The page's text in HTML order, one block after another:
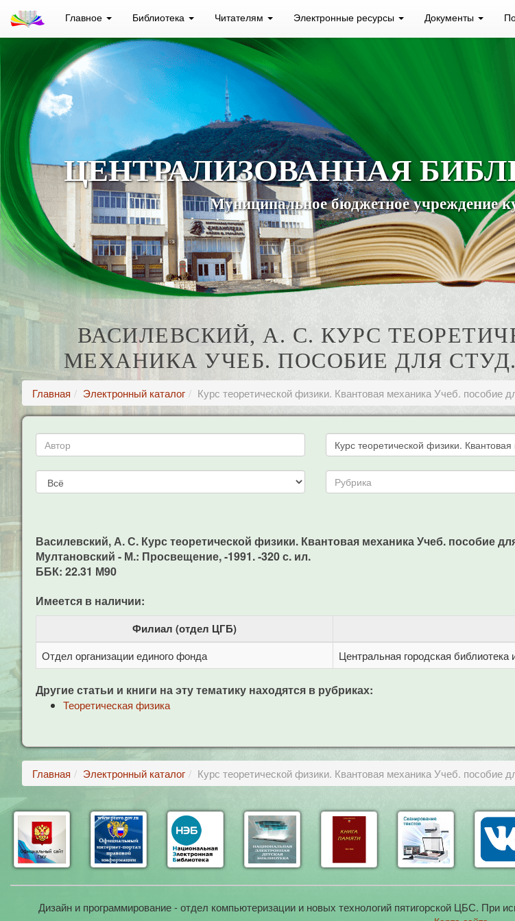
Главное Библиотека Читателям Электронные ресурсы Документы
ЦЕНТРАЛИЗОВАННАЯ
Муниципальное бюджетное учреждение
ВАСИЛЕВСКИЙ, А. С. КУРС
МЕХАНИКА УЧЕБ. ПОСОБИЕ ДЛЯ
Главная Электронный каталог Курс теоретической физики. Квантовая механика Учеб. пособие
Василевский, А. С. Курс теоретической физики. Квантовая механика Учеб. пособие
Мултановский - М.: Просвещение, -1991. -320 с. ил.
ББК: 22.31 М90
Имеется в наличии:
Филиал (отдел ЦГБ)
Отдел организации единого фонда Центральная городская
Другие статьи и книги на эту тематику находятся в рубриках:
Теоретическая физика
Главная Электронный каталог Курс теоретической физики. Квантовая механика Учеб. пособие
Дизайн и программирование - отдел компьютеризации и новых технологий пятигорской ЦБС. При